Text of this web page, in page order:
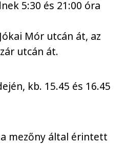
5:30 és 21:00 óra
Mór utcán át, az
utcán át.
kb. 15.45 és 16.45
mezőny által érintett